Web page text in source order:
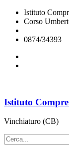
Istituto
Corso
0874/34393
Istituto
Vinchiaturo (CB)